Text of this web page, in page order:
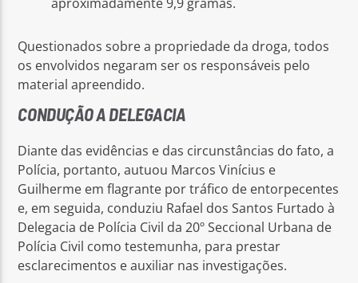
Questionados sobre a propriedade da droga, todos
os envolvidos negaram ser os responsáveis pelo
material apreendido.
CONDUÇÃO A DELEGACIA
Diante das evidências e das circunstâncias do fato, a
Polícia, portanto, autuou Marcos Vinícius e
Guilherme em flagrante por tráfico de entorpecentes
e, em seguida, conduziu Rafael dos Santos Furtado à
Delegacia de Polícia Civil da 20º Seccional Urbana de
Polícia Civil como testemunha, para prestar
esclarecimentos e auxiliar nas investigações.